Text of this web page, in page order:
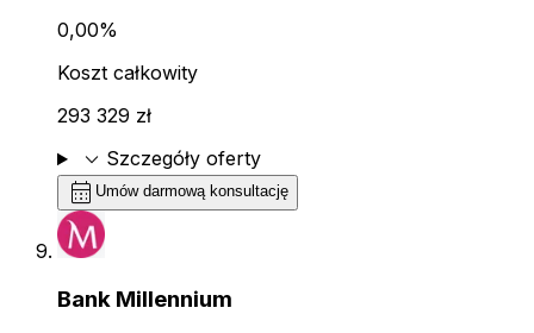
0,00%
Koszt całkowity
293 329 zł
expand_more Szczegóły oferty
calendar_month Umów darmową konsultację
Bank Millennium